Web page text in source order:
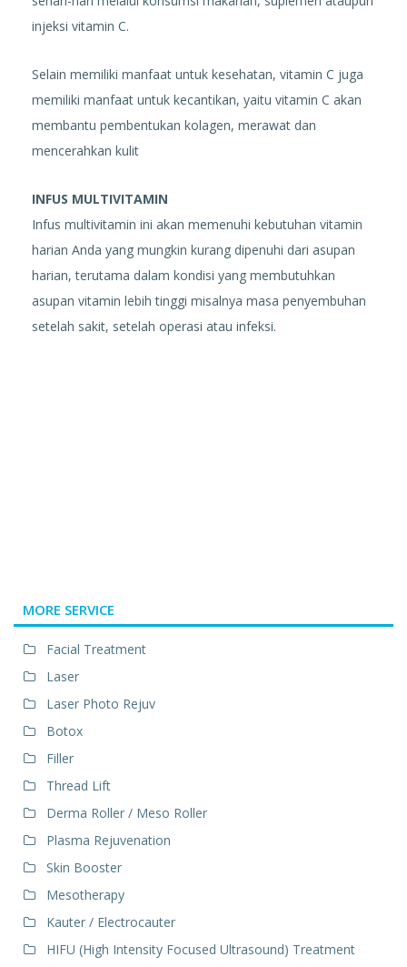
injeksi vitamin C.
Selain memiliki manfaat untuk kesehatan, vitamin C juga
memiliki manfaat untuk kecantikan, yaitu vitamin C akan
membantu pembentukan kolagen, merawat dan
mencerahkan kulit
INFUS MULTIVITAMIN
Infus multivitamin ini akan memenuhi kebutuhan vitamin
harian Anda yang mungkin kurang dipenuhi dari asupan
harian, terutama dalam kondisi yang membutuhkan
asupan vitamin lebih tinggi misalnya masa penyembuhan
setelah sakit, setelah operasi atau infeksi.
MORE SERVICE
Facial Treatment
Laser
Laser Photo Rejuv
Botox
Filler
Thread Lift
Derma Roller / Meso Roller
Plasma Rejuvenation
Skin Booster
Mesotherapy
Kauter / Electrocauter
HIFU (High Intensity Focused Ultrasound) Treatment